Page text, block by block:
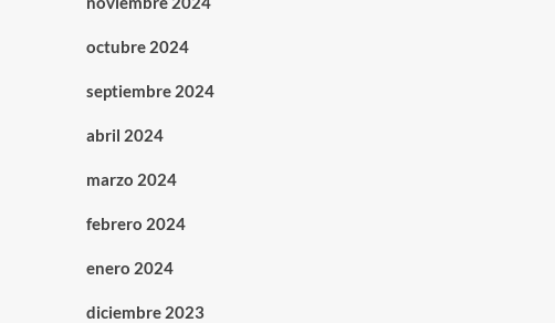
octubre 2024
septiembre 2024
abril 2024
marzo 2024
febrero 2024
enero 2024
diciembre 2023